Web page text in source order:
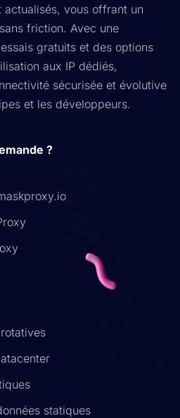
vous offrant un
friction. Avec une
gratuits et des options
aux IP dédiés,
sécurisée et évolutive
et les développeurs.
?
statiques